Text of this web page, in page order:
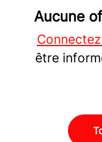
Aucune
être